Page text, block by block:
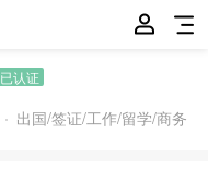
已认证
出国/签证/工作/留学/商务